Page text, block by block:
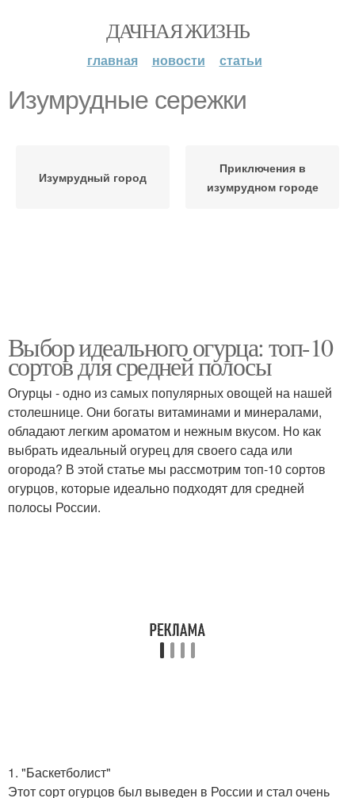
ДАЧНАЯ ЖИЗНЬ
главная новости статьи
Изумрудные сережки
Изумрудный город
Приключения в
изумрудном городе
Выбор идеального огурца: топ-10
сортов для средней полосы
Огурцы - одно из самых популярных овощей на нашей
столешнице. Они богаты витаминами и минералами,
обладают легким ароматом и нежным вкусом. Но как
выбрать идеальный огурец для своего сада или
огорода? В этой статье мы рассмотрим топ-10 сортов
огурцов, которые идеально подходят для средней
полосы России.
1. "Баскетболист"
Этот сорт огурцов был выведен в России и стал очень